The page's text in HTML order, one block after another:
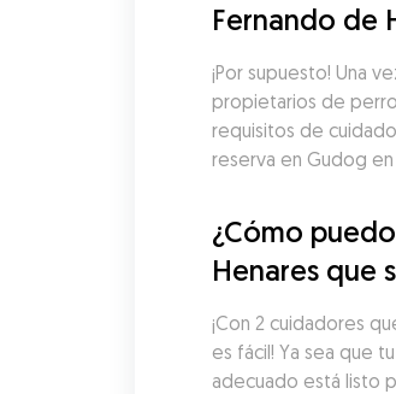
Fernando de
¡Por supuesto! Una
propietarios de
requisitos de
reserva en Gudog
¿Cómo
Henares que
¡Con 2 cuidadores
es fácil! Ya sea que
adecuado está listo